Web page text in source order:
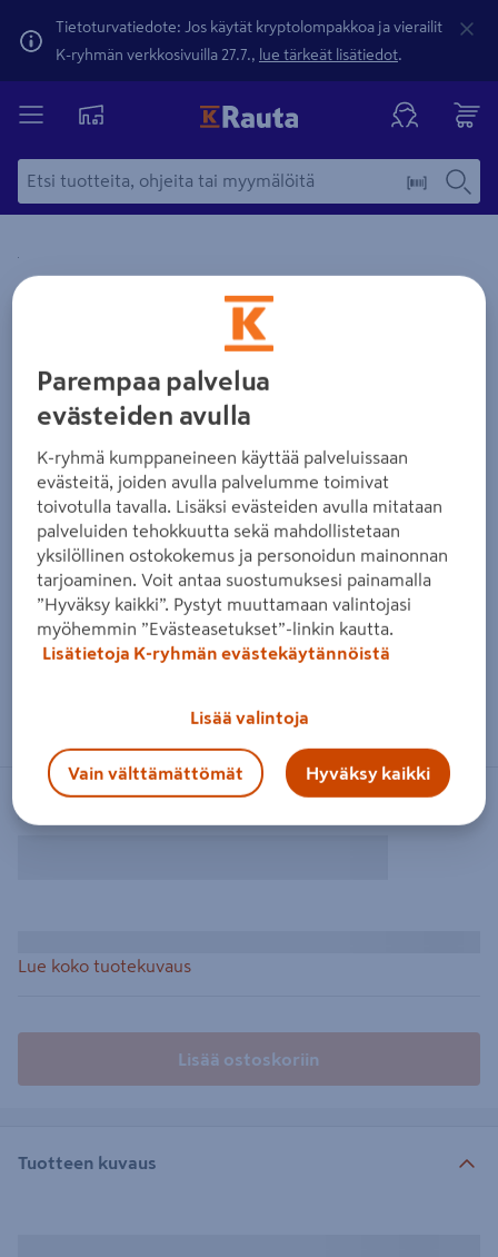
Tietoturvatiedote: Jos käytät kryptolompakkoa ja vierailit
K-ryhmän verkkosivuilla 27.7., lue tärkeät lisätiedot.
Yksityiskohtainen kuvaus löytyy Tuotteen kuvaus -
Zoomaa kuvaa sormilla kosketusnäytöllä
Lue koko tuotekuvaus
Lisää ostoskoriin
Tuotteen kuvaus
Parempaa palvelua
evästeiden avulla
K-ryhmä kumppaneineen käyttää palveluissaan
evästeitä, joiden avulla palvelumme toimivat
toivotulla tavalla. Lisäksi evästeiden avulla mitataan
palveluiden tehokkuutta sekä mahdollistetaan
yksilöllinen ostokokemus ja personoidun mainonnan
tarjoaminen. Voit antaa suostumuksesi painamalla
”Hyväksy kaikki”. Pystyt muuttamaan valintojasi
myöhemmin ”Evästeasetukset”-linkin kautta.
Lisätietoja K-ryhmän evästekäytännöistä
Lisää valintoja
Vain välttämättömät Hyväksy kaikki